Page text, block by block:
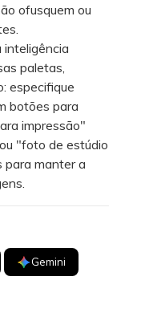
ofusquem ou
paletas,
especifique
botões para
impressão"
"foto de estúdio
para manter a
Gemini